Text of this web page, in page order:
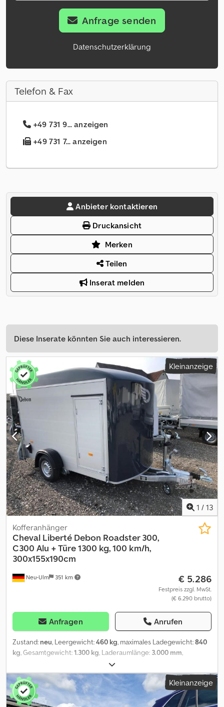
Anfrage senden
Datenschutzerklärung
Telefon & Fax
+49 731 9... anzeigen
+49 731 7... anzeigen
Anbieter kontaktieren
Druckansicht
Merken
Teilen
Inserat melden
Diese Inserate könnten Sie auch interessieren.
Kleinanzeige
1 / 13
Neu-Ulm 351 km
Kofferanhänger
Cheval Liberté Debon Roadster 300,
C300 Alu + Türe 1300 kg, 100 km/h,
300x155x190cm
€ 5.286
Festpreis zzgl. MwSt.
(€ 6.290 brutto)
Anfragen Anrufen
Zustand: neu, Leergewicht:460 kg, maximales Ladegewicht:840
kg , Gesamtgewicht:1.300 kg , Laderaumlänge: 3.000 mm
, Laderaumhöhe:
Laderaumvolumen:9,1 m³, Farbe:Silber, Bauhöhe:2.290 mm,
Arbeitsbreite:2.000 mm, Hersteller: Debon Typ: Kofferanhänger
Roadster 300, C300 Alu + Türe Zul. Ges. Gewicht: 1300 kg Nutzlast:
840 kg Leergewicht: 460 kg Kastenmaß: 3000 x 1550 x 1900 mm
Kleinanzeige